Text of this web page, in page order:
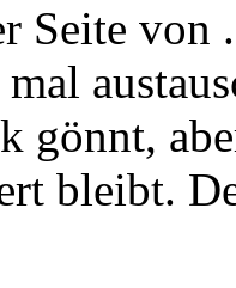
Seite von
mal
gönnt,
bleibt.